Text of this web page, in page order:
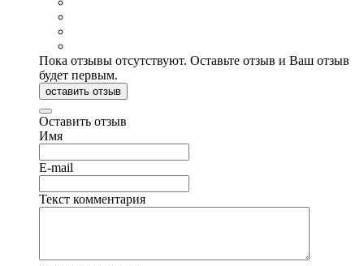
Пока отзывы отсутствуют. Оставьте отзыв и Ваш отзыв
будет первым.
оставить отзыв
Оставить отзыв
Имя
E-mail
Текст комментария